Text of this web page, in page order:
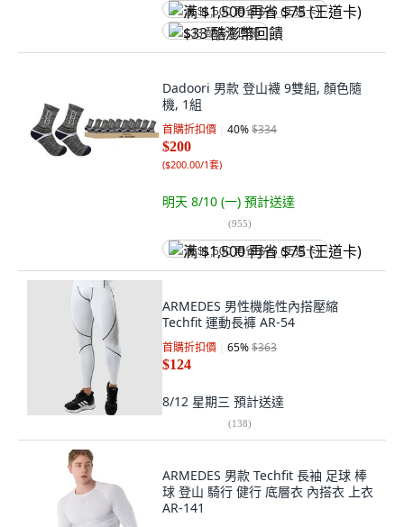
满 $1,500 再省 $75 (王道卡)
$33 酷澎幣回饋
Dadoori 男款 登山襪 9雙組, 顏色隨
機, 1組
首購折扣價 40%$334
$200
($200.00/1套)
明天 8/10 (一) 預計送達
(955)
满 $1,500 再省 $75 (王道卡)
ARMEDES 男性機能性內搭壓縮
Techfit 運動長褲 AR-54
首購折扣價 65%$363
$124
8/12 星期三 預計送達
(138)
ARMEDES 男款 Techfit 長袖 足球 棒
球 登山 騎行 健行 底層衣 內搭衣 上衣
AR-141